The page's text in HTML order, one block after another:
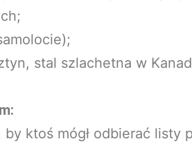
stal szlachetna w
by ktoś mógł odbierać